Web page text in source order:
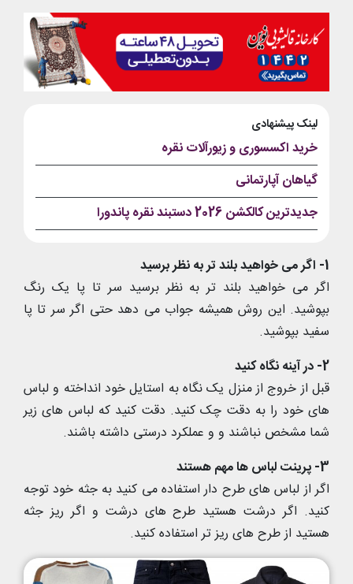
لینک پیشنهادی
خرید اکسسوری و زیورآلات نقره
گیاهان آپارتمانی
جدیدترین کالکشن 2026 دستبند نقره پاندورا
1- اگر می خواهید بلند تر به نظر برسید
اگر می خواهید بلند تر به نظر برسید سر تا پا یک رنگ
بپوشید. این روش همیشه جواب می دهد حتی اگر سر تا پا
سفید بپوشید.
2- در آینه نگاه کنید
قبل از خروج از منزل یک نگاه به استایل خود انداخته و لباس
های خود را به دقت چک کنید. دقت کنید که لباس های زیر
شما مشخص نباشند و و عملکرد درستی داشته باشند.
3- پرینت لباس ها مهم هستند
اگر از لباس های طرح دار استفاده می کنید به جثه خود توجه
کنید. اگر درشت هستید طرح های درشت و اگر ریز جثه
هستید از طرح های ریز تر استفاده کنید.